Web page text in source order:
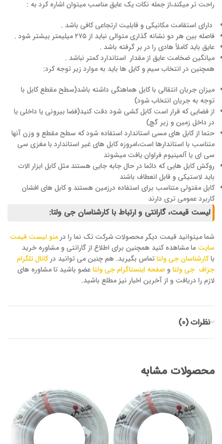
راحت تر میکند،از جمله نکات یک عایق مناسب میتوان اشاره کرد به :
دارای استقامت مکانیکی و قابلیت ارتجاعی کافی باشد .
فاصله بین هر دو نشانه گذاری متوالی نباید از ۲۷۵ میلیمتر بیشتر شود .
عایق باید کاملاً هادی را در بر گرفته باشد .
میانگین ضخامت عایق از مقدار استاندارد کمتر نباشد .
همچنین در انتخاب سیم و کایل ها باید به موارد زیر توجه کرد:
میزان جریان انتقالی با کابل هماهنگی داشته باشد(سطح مقطع کابل با
توجه به جریان انتخاب شود)
از فضایی که قرار است کابل کشی شود دقت کنید(فضا بیرونی یا داخلی یا
در داخل زمین و زیر گچ)
حتما از کابل های مسی استاندارد استفاده شود که سطح مقطع و وزن آنها
متناسب با استاندارها است،امروزه کابل های غیر استاندارد با مغزی سی
سی ای یا آلمینیوم فراوان یافت میشوند
روکش کابل هایی که دائما در حال جابه جایی هستند مثل کابل ابزار الات
باید لاستیکی و قابل انعطاف باشند
کابل مفتولی متناسب برای استفاده درزمین هستند و کابل های افشان
کاربرد عمومی تری دارند
لیست قیمت، گارانتی و ارتباط با کارشناسان جی ولتا:
شما میتوانید قیمت دیگر محصولات شرکت تک نما را در منو لیست قیمت
سایت ما مشاهده کنید همچنین برای اطلاع از گارانتی و مشاوره خرید
باکارشناسان جی ولتاتماس بگیرید. هم چنین می توانید درکانال تلگرام
جزاف جی ولتاو صفحه اینستاگرام جی ولتاعضو باشید تا مشاوره های
لازم را دریافت و از آخرین اخبار نیز مطلع باشید.
نظرات (0)
محصولات مشابه